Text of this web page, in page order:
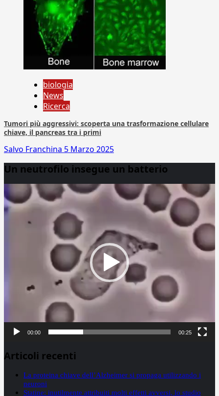
biologia
News
Ricerca
Tumori più aggressivi: scoperta una trasformazione cellulare
chiave, il pancreas tra i primi
Salvo Franchina 5 Marzo 2025
Un neutrofilo insegue un batterio
Player
00:00 00:25
Articoli recenti
La proteina chiave dell’Alzheimer si propaga utilizzando i
neuroni
Statine: inutilmente attribuiti molti effetti avversi, lo studio